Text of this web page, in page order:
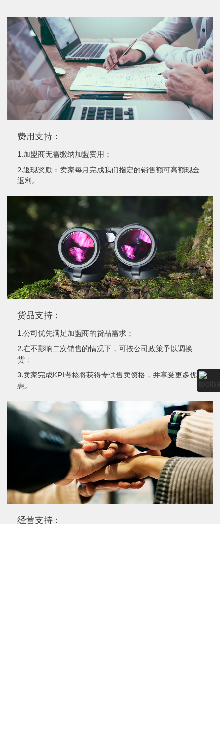
费用支持：
1.加盟商无需缴纳加盟费用；
2.返现奖励：卖家每月完成我们指定的销售额可高额现金
返利。
货品支持：
1.公司优先满足加盟商的货品需求；
2.在不影响二次销售的情况下，可按公司政策予以调换
货；
3.卖家完成KPI考核将获得专供售卖资格，并享受更多优
惠。
经营支持：